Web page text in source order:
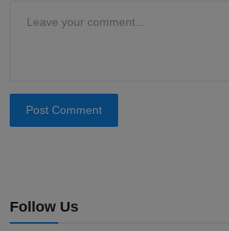
Post Comment
Follow Us